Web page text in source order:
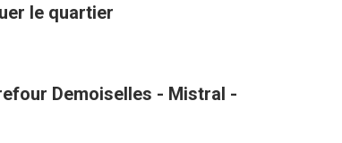
le quartier
Demoiselles - Mistral -